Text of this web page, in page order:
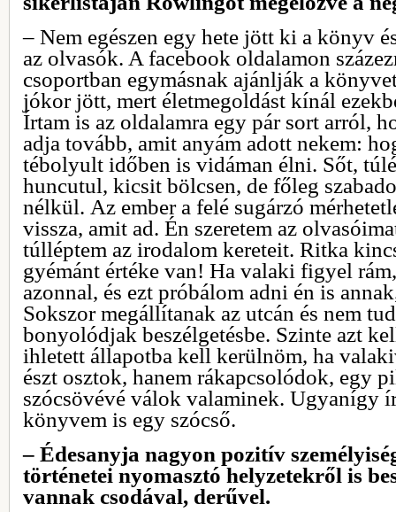
– Nem egészen egy hete jött ki a könyv
az olvasók. A facebook oldalamon
csoportban egymásnak ajánlják a
jókor jött, mert életmegoldást kínál
Írtam is az oldalamra egy pár sort arról,
adja tovább, amit anyám adott nekem:
tébolyult időben is vidáman élni. Sőt,
huncutul, kicsit bölcsen, de főleg
nélkül. Az ember a felé sugárzó
vissza, amit ad. Én szeretem az
túlléptem az irodalom kereteit. Ritka
gyémánt értéke van! Ha valaki figyel
azonnal, és ezt próbálom adni én is
Sokszor megállítanak az utcán és nem
bonyolódjak beszélgetésbe. Szinte azt
ihletett állapotba kell kerülnöm, ha
észt osztok, hanem rákapcsolódok, egy
szócsövévé válok valaminek. Ugyanígy
könyvem is egy szócső.
– Édesanyja nagyon pozitív
történetei nyomasztó helyzetekről is
vannak csodával, derűvel.